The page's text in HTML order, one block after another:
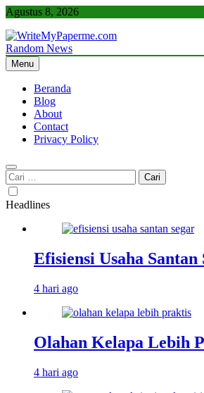
Skip
content
Agustus 8, 2026
WriteMyPaperme.com
Bisnis, Kuliner, Teknologi
Random News
Menu
Beranda
Blog
About
Contact
Privacy Policy
Cari
untuk:
Headlines
Efisiensi Usaha
4 hari ago
Olahan Kelapa Lebih
4 hari ago